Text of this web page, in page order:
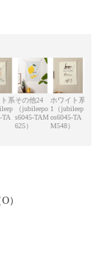
系
TA
その他24
（jubileepo
s6045-TAM
625）
ホワイト系
1（jubileep
os6045-TA
M548）
）